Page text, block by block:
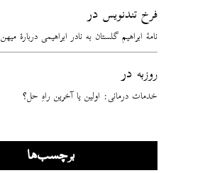
فرخ تندنویس در
نامهٔ ابراهیم گلستان به نادر ابراهیمی دربارهٔ میهن
روزبه در
خدمات درمانی: اولین یا آخرین راهِ حل؟
برچسب‌ها